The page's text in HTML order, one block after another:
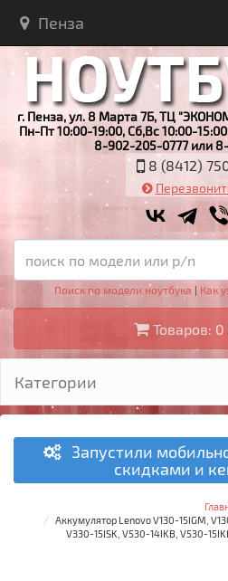
Пенза
г. Пенза, ул. 8 Марта 7Б, ТЦ
Пн-Пт 10:00-19:00, Сб,Вс 10:00-
8-902-205-0777 или
8 (8412)
Поиск по модели ноутбука | Как
Товаров: 0
Категории
Запустили
скидками и
Аккумулятор Lenovo V130-15IGM,
V330-15ISK, V530-14IKB, V530-